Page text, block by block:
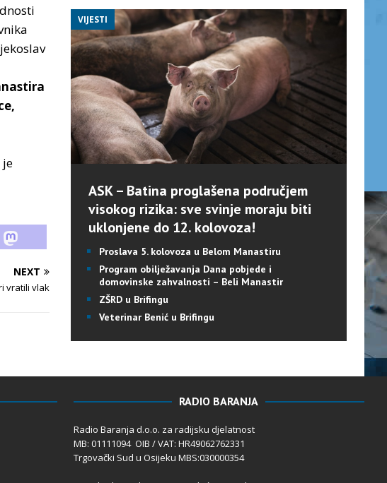
NEXT
vratili vlak
VIJESTI
ASK – Batina proglašena područjem
visokog rizika: sve svinje moraju biti
uklonjene do 12. kolovoza!
Proslava 5. kolovoza u Belom Manastiru
Program obilježavanja Dana pobjede i
domovinske zahvalnosti – Beli Manastir
ZŠRD u Brifingu
Veterinar Benić u Brifingu
RADIO BARANJA
Radio Baranja d.o.o. za radijsku djelatnost
MB: 01111094 OIB / VAT: HR49062762331
Trgovački Sud u Osijeku MBS:030000354